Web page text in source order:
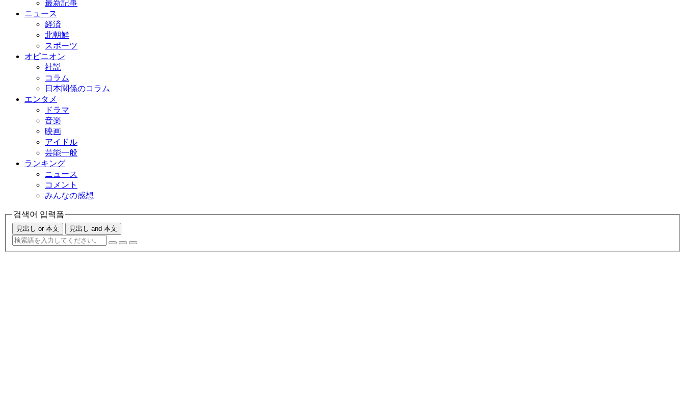
最新記事
ニュース
経済
北朝鮮
スポーツ
オピニオン
社説
コラム
日本関係のコラム
エンタメ
ドラマ
音楽
映画
アイドル
芸能一般
ランキング
ニュース
コメント
みんなの感想
검색어 입력폼
見出し or 本文 見出し and 本文